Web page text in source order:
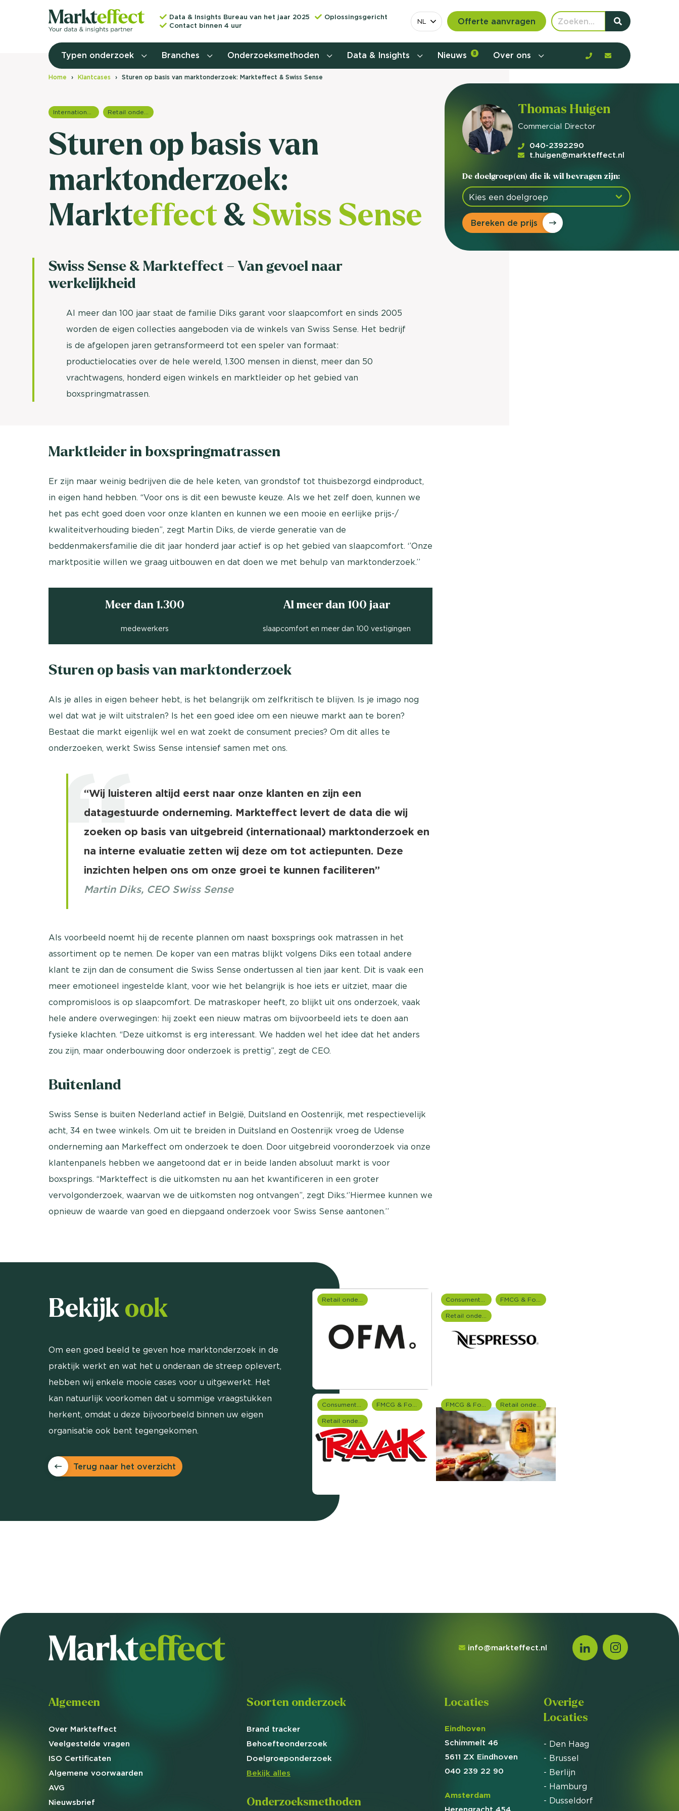
Data & Insights Bureau van het jaar 2025
Oplossingsgericht
Contact binnen 4 uur
NL Offerte aanvragen
Typen onderzoek
Customer value proposition
Doelgroeponderzoek
Naamsbekendheidonderzoek
Nationaal Studiekeuze
Onderzoek (NSKO)
UX-onderzoek
Relevantere communicatie en aanbod door de
customer journey, de barrières en gedrag in kaart te
brengen. Benieuwd hoe?
Branches Onderzoeksmethoden Data & Insights Nieuws 8 Over ons
Home Klantcases Sturen op basis van marktonderzoek: Markteffect & Swiss Sense
Internationale onderzoeken Retail onderzoek
Sturen op basis van
marktonderzoek:
Markteffect& Swiss Sense
Swiss Sense & Markteffect – Van gevoel naar
werkelijkheid
Al meer dan 100 jaar staat de familie Diks garant voor slaapcomfort en sinds 2005
worden de eigen collecties aangeboden via de winkels van Swiss Sense. Het bedrijf
is de afgelopen jaren getransformeerd tot een speler van formaat:
productielocaties over de hele wereld, 1.300 mensen in dienst, meer dan 50
vrachtwagens, honderd eigen winkels en marktleider op het gebied van
boxspringmatrassen.
Marktleider in boxspringmatrassen
Er zijn maar weinig bedrijven die de hele keten, van grondstof tot thuisbezorgd eindproduct,
in eigen hand hebben. “Voor ons is dit een bewuste keuze. Als we het zelf doen, kunnen we
het pas echt goed doen voor onze klanten en kunnen we een mooie en eerlijke prijs-/
kwaliteitverhouding bieden”, zegt Martin Diks, de vierde generatie van de
beddenmakersfamilie die dit jaar honderd jaar actief is op het gebied van slaapcomfort. ‘’Onze
marktpositie willen we graag uitbouwen en dat doen we met behulp van marktonderzoek.’’
Meer dan 1.300
medewerkers
Al meer dan 100 jaar
slaapcomfort en meer dan 100 vestigingen
Sturen op basis van marktonderzoek
Als je alles in eigen beheer hebt, is het belangrijk om zelfkritisch te blijven. Is je imago nog
wel dat wat je wilt uitstralen? Is het een goed idee om een nieuwe markt aan te boren?
Bestaat die markt eigenlijk wel en wat zoekt de consument precies? Om dit alles te
onderzoeken, werkt Swiss Sense intensief samen met ons.
“Wij luisteren altijd eerst naar onze klanten en zijn een
datagestuurde onderneming. Markteffect levert de data die wij
zoeken op basis van uitgebreid (internationaal) marktonderzoek en
na interne evaluatie zetten wij deze om tot actiepunten. Deze
inzichten helpen ons om onze groei te kunnen faciliteren”
Martin Diks, CEO Swiss Sense
Als voorbeeld noemt hij de recente plannen om naast boxsprings ook matrassen in het
assortiment op te nemen. De koper van een matras blijkt volgens Diks een totaal andere
klant te zijn dan de consument die Swiss Sense ondertussen al tien jaar kent. Dit is vaak een
meer emotioneel ingestelde klant, voor wie het belangrijk is hoe iets er uitziet, maar die
compromisloos is op slaapcomfort. De matraskoper heeft, zo blijkt uit ons onderzoek, vaak
hele andere overwegingen: hij zoekt een nieuw matras om bijvoorbeeld iets te doen aan
fysieke klachten. “Deze uitkomst is erg interessant. We hadden wel het idee dat het anders
zou zijn, maar onderbouwing door onderzoek is prettig”, zegt de CEO.
Buitenland
Swiss Sense is buiten Nederland actief in België, Duitsland en Oostenrijk, met respectievelijk
acht, 34 en twee winkels. Om uit te breiden in Duitsland en Oostenrijk vroeg de Udense
onderneming aan Markeffect om onderzoek te doen. Door uitgebreid vooronderzoek via onze
klantenpanels hebben we aangetoond dat er in beide landen absoluut markt is voor
boxsprings. “Markteffect is die uitkomsten nu aan het kwantificeren in een groter
vervolgonderzoek, waarvan we de uitkomsten nog ontvangen”, zegt Diks.‘’Hiermee kunnen we
opnieuw de waarde van goed en diepgaand onderzoek voor Swiss Sense aantonen.’’
Bekijkook
Om een goed beeld te geven hoe marktonderzoek in de
praktijk werkt en wat het u onderaan de streep oplevert,
hebben wij enkele mooie cases voor u uitgewerkt. Het
kan natuurlijk voorkomen dat u sommige vraagstukken
herkent, omdat u deze bijvoorbeeld binnen uw eigen
organisatie ook bent tegengekomen.
Terug naar het overzicht
Retail onderzoek Consumentenonderzoek FMCG & Food branche
Retail onderzoek
Consumentenonderzoek FMCG & Food branche
Retail onderzoek
FMCG & Food branche Retail onderzoek
Thomas Huigen
Commercial Director
040-2392290
t.huigen@markteffect.nl
De doelgroep(en) die ik wil bevragen zijn:
Bereken de prijs
info@markteffect.nl
Algemeen
Over Markteffect
Veelgestelde vragen
ISO Certificaten
Algemene voorwaarden
AVG
Nieuwsbrief
Soorten onderzoek
Brand tracker
Behoefteonderzoek
Doelgroeponderzoek
Bekijk alles
Onderzoeksmethoden
Locaties
Eindhoven
Schimmelt 46
5611 ZX Eindhoven
040 239 22 90
Amsterdam
Overige
Locaties
- Den Haag
- Brussel
- Berlijn
- Hamburg
- Dusseldorf